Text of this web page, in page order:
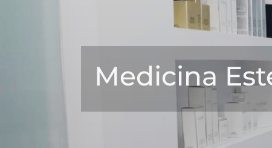
Medicina